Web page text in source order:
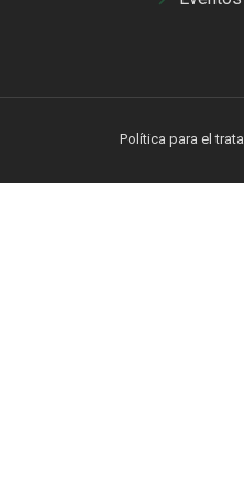
Política para el